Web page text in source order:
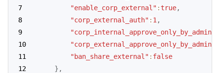
"enable_corp_external" :true,
"corp_external_auth" : 1 ,
"corp_internal_approve_only_by_admin"
"corp_external_approve_only_by_admin"
"ban_share_external" : false
} ,